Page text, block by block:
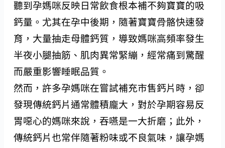
聽到孕媽咪反映日常飲食根本補不夠寶寶的吸
鈣量。尤其在孕中後期，隨著寶寶骨骼快速發
育，大量抽走母體鈣質，導致媽咪高頻率發生
半夜小腿抽筋、肌肉異常緊繃，經常痛到驚醒
而嚴重影響睡眠品質。
然而，許多孕媽咪在嘗試補充市售鈣片時，卻
發現傳統鈣片通常體積龐大，對於孕期容易反
胃噁心的媽咪來說，吞嚥是一大折磨；此外，
傳統鈣片也常伴隨著粉味或不良氣味，讓孕媽